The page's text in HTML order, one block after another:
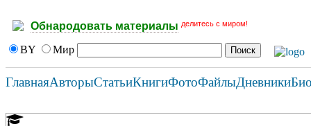
Обнародовать материалы делитесь с миром!
BY Мир
ГлавнаяАвторыСтатьиКнигиФотоФайлыДневники